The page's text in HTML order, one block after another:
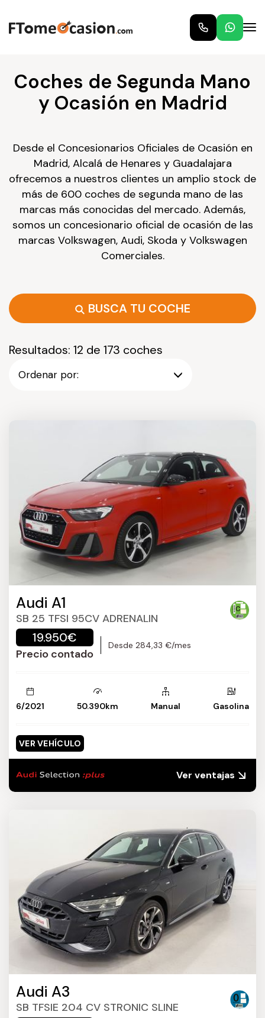
Coches de Segunda Mano
y Ocasión en Madrid
Desde el Concesionarios Oficiales de Ocasión en
Madrid, Alcalá de Henares y Guadalajara
ofrecemos a nuestros clientes un amplio stock de
más de 600 coches de segunda mano de las
marcas más conocidas del mercado. Además,
somos un concesionario oficial de ocasión de las
marcas Volkswagen, Audi, Skoda y Volkswagen
Comerciales.
BUSCA TU COCHE
Resultados: 12 de 173 coches
Ordenar por:
Audi A1
SB 25 TFSI 95CV ADRENALIN
19.950€
Precio contado
Desde 284,33 €/mes
6/2021 50.390km Manual Gasolina
VER VEHÍCULO
Ver ventajas
Audi A3
SB TFSIE 204 CV STRONIC SLINE